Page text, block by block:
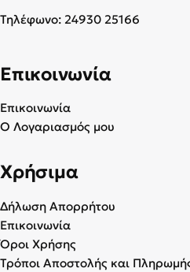
Τηλέφωνο: 24930 25166
Επικοινωνία
Επικοινωνία
Ο Λογαριασμός μου
Χρήσιμα
Δήλωση Απορρήτου
Επικοινωνία
Όροι Χρήσης
Τρόποι Αποστολής και